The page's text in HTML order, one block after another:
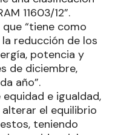
11603/12”.
“tiene como
reducción de los
potencia y
de diciembre,
año”.
e igualdad,
el equilibrio
teniendo